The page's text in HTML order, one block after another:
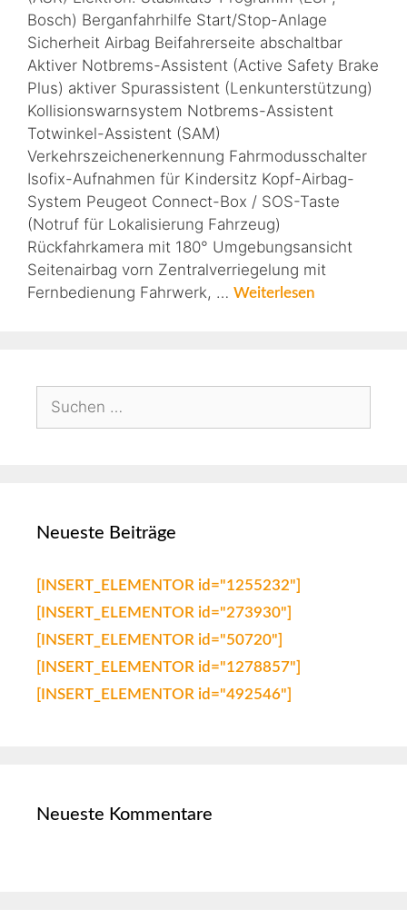
Bosch) Berganfahrhilfe Start/Stop-Anlage
Sicherheit Airbag Beifahrerseite abschaltbar
Aktiver Notbrems-Assistent (Active Safety Brake
Plus) aktiver Spurassistent (Lenkunterstützung)
Kollisionswarnsystem Notbrems-Assistent
Totwinkel-Assistent (SAM)
Verkehrszeichenerkennung Fahrmodusschalter
Isofix-Aufnahmen für Kindersitz Kopf-Airbag-
System Peugeot Connect-Box / SOS-Taste
(Notruf für Lokalisierung Fahrzeug)
Rückfahrkamera mit 180° Umgebungsansicht
Seitenairbag vorn Zentralverriegelung mit
Fernbedienung Fahrwerk, … Weiterlesen
Neueste Beiträge
[INSERT_ELEMENTOR id="1255232"]
[INSERT_ELEMENTOR id="273930"]
[INSERT_ELEMENTOR id="50720"]
[INSERT_ELEMENTOR id="1278857"]
[INSERT_ELEMENTOR id="492546"]
Neueste Kommentare